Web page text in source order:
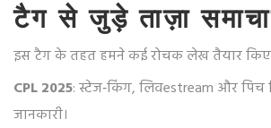
टैग से जुड़े ताज़ा
इस टैग के तहत हमने कई रोचक लेख तैयार
CPL 2025: स्टेज‑किंग, लिवestream और पिच
जानकारी।